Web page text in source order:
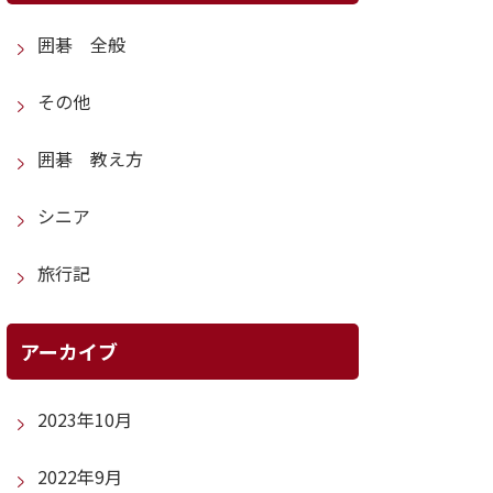
囲碁 全般
その他
囲碁 教え方
シニア
旅行記
アーカイブ
2023年10月
2022年9月